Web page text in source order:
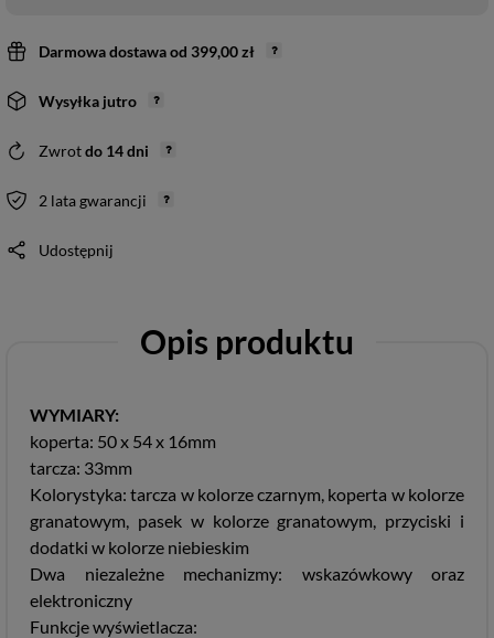
Darmowa dostawaod 399,00 zł
Wysyłka jutro
Zwrotdo 14dni
2 lata gwarancji
Udostępnij
Opis produktu
WYMIARY:
koperta: 50 x 54 x 16mm
tarcza: 33mm
Kolorystyka: tarcza w kolorze czarnym, koperta w kolorze
granatowym, pasek w kolorze granatowym, przyciski i
dodatki w kolorze niebieskim
Dwa niezależne mechanizmy: wskazówkowy oraz
elektroniczny
Funkcje wyświetlacza: